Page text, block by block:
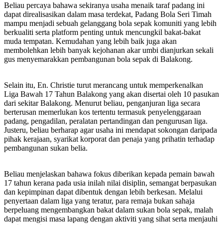
Beliau percaya bahawa sekiranya usaha menaik taraf padang ini
dapat direalisasikan dalam masa terdekat, Padang Bola Seri Timah
mampu menjadi sebuah gelanggang bola sepak komuniti yang lebih
berkualiti serta platform penting untuk mencungkil bakat-bakat
muda tempatan. Kemudahan yang lebih baik juga akan
membolehkan lebih banyak kejohanan akar umbi dianjurkan sekali
gus menyemarakkan pembangunan bola sepak di Balakong.
Selain itu, En. Christie turut merancang untuk memperkenalkan
Liga Bawah 17 Tahun Balakong yang akan disertai oleh 10 pasukan
dari sekitar Balakong. Menurut beliau, penganjuran liga secara
berterusan memerlukan kos tertentu termasuk penyelenggaraan
padang, pengadilan, peralatan pertandingan dan pengurusan liga.
Justeru, beliau berharap agar usaha ini mendapat sokongan daripada
pihak kerajaan, syarikat korporat dan penaja yang prihatin terhadap
pembangunan sukan belia.
Beliau menjelaskan bahawa fokus diberikan kepada pemain bawah
17 tahun kerana pada usia inilah nilai disiplin, semangat berpasukan
dan kepimpinan dapat dibentuk dengan lebih berkesan. Melalui
penyertaan dalam liga yang teratur, para remaja bukan sahaja
berpeluang mengembangkan bakat dalam sukan bola sepak, malah
dapat mengisi masa lapang dengan aktiviti yang sihat serta menjauhi